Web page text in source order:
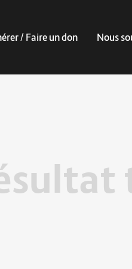
/ Faire un don Nous